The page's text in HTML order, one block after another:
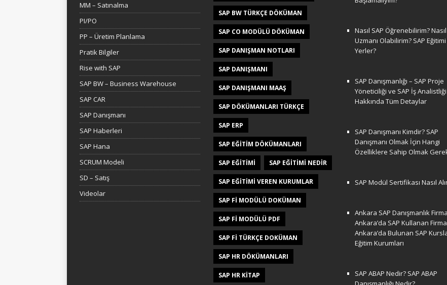
MM – Satınalma
PI/PO
PP – Üretim Planlama
Pratik Bilgiler
Rise with SAP
SAP BW – Business Warehouse
SAP CAR
SAP Danışmanı
SAP Haberleri
SAP Hana
SCRUM Modeli
SD – Satış
Videolar
SAP BW TÜRKÇE DÖKÜMAN
SAP CO MODÜLÜ DÖKÜMAN
SAP DANIŞMAN NOTLARI
SAP DANIŞMANI
SAP DANIŞMANI MAAŞ
SAP DÖKÜMANLARI TÜRKÇE
SAP ERP
SAP EĞITIM DÖKÜMANLARI
SAP EĞITIMI SAP EĞITIMI NEDIR
SAP EĞITIMI VEREN KURUMLAR
SAP FI MODÜLÜ DOKÜMAN
SAP FI MODÜLÜ PDF
SAP FI TÜRKÇE DOKÜMAN
SAP HR DÖKÜMANLARI
SAP HR KITAP
Nasıl SAP Öğrenebilirim?
Uzmanı Olabilirim? SAP
Yerler?
SAP Danışmanlığı – SAP Proje
Yöneticiliği ve SAP İş Analistliği
Hakkında Tüm Detaylar
SAP Danışmanı Kimdir? SAP
Danışmanı Olmak İçin Hangi
Özelliklere Sahip Olmak
SAP Modül Sertifikası Nasıl
Ankara SAP Danışmanlık
Ankara’da SAP Kullanan
Ankara’da Bulunan SAP
Eğitim Kurumları
SAP ABAP Nedir? SAP ABAP